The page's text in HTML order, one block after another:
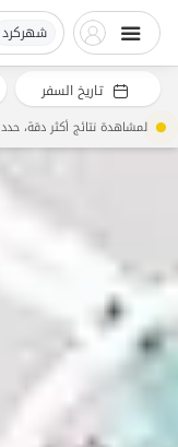
شهرکرد
تاريخ السفر
لمشاهدة نتائج أكثر دقة، حدد